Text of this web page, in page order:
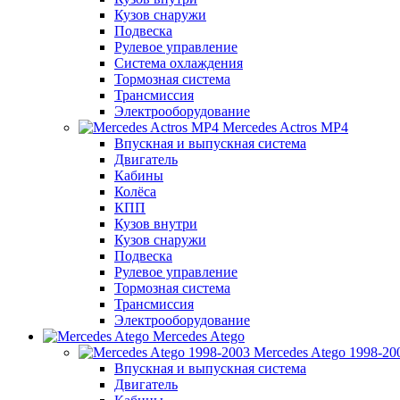
Кузов снаружи
Подвеска
Рулевое управление
Система охлаждения
Тормозная система
Трансмиссия
Электрооборудование
Mercedes Actros MP4
Впускная и выпускная система
Двигатель
Кабины
Колёса
КПП
Кузов внутри
Кузов снаружи
Подвеска
Рулевое управление
Тормозная система
Трансмиссия
Электрооборудование
Mercedes Atego
Mercedes Atego 1998-
Впускная и выпускная система
Двигатель